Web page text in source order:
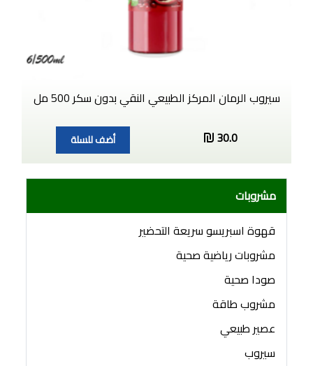
سيروب الرمان المركز الطبيعي النقي بدون سكر 500 مل
30.0
أضف للسلة
مشروبات
قهوة اسبريسو سريعة التحضير
مشروبات رياضية صحية
صودا صحية
مشروب طاقة
عصير طبيعي
سيروب